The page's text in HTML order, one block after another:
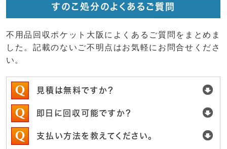
すのこ処分のよくあるご質問
不用品回収ポケット大阪によくあるご質問をまとめま
した。記載のないご不明点はお気軽にお問合せくださ
い。
見積は無料ですか？
即日に回収可能ですか？
支払い方法を教えてください。